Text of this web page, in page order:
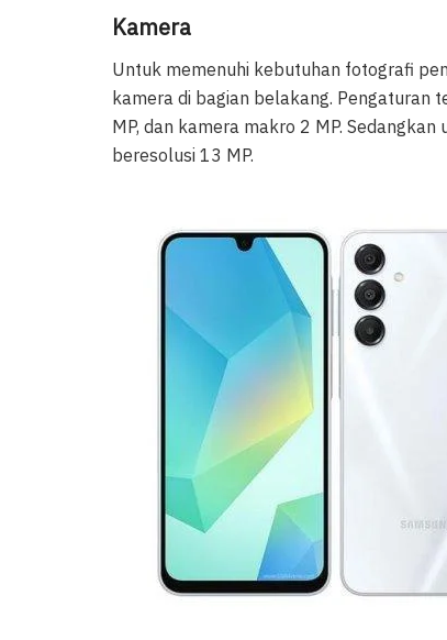
Kamera
Untuk memenuhi kebutuhan fotografi
kamera di bagian belakang. Pengaturan
MP, dan kamera makro 2 MP.
beresolusi 13 MP.